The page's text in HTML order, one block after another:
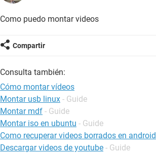
Como puedo montar videos
Compartir
Consulta también:
Cómo montar vídeos
Montar usb linux - Guide
Montar mdf - Guide
Montar iso en ubuntu - Guide
Como recuperar videos borrados en android
Descargar videos de youtube - Guide